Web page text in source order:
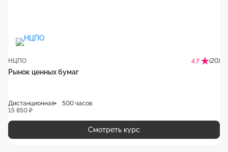
НЦПО 4.7 (20)
Рынок ценных бумаг
Дистанционная
500 часов
15 850 ₽
Смотреть курс